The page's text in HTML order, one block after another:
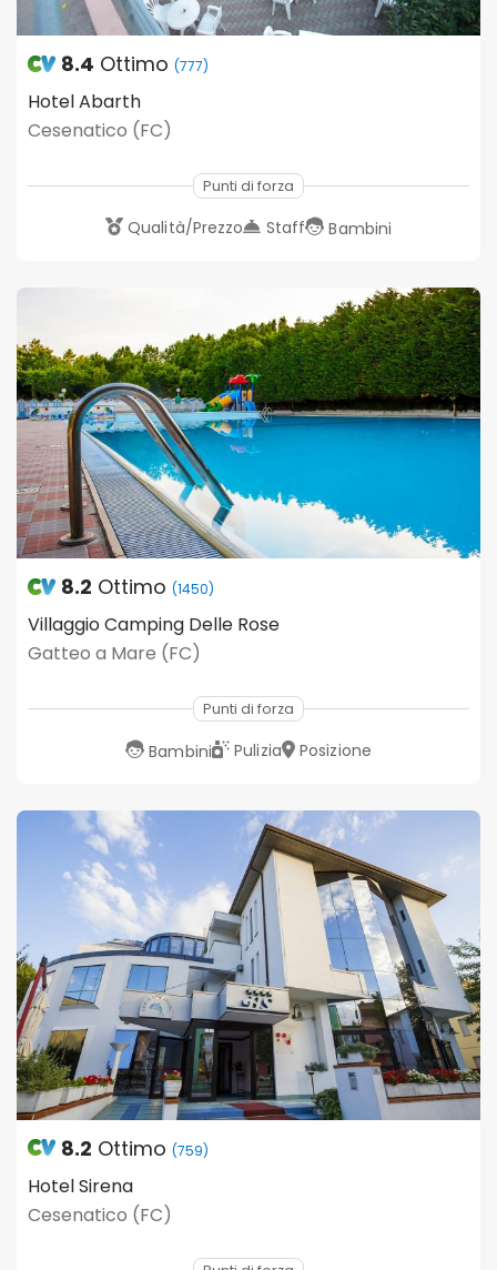
8.4 Ottimo (777)
Hotel Abarth
Cesenatico (FC)
Punti di forza
Qualità/Prezzo Staff Bambini
8.2 Ottimo (1450)
Villaggio Camping Delle Rose
Gatteo a Mare (FC)
Punti di forza
Bambini Pulizia Posizione
8.2 Ottimo (759)
Hotel Sirena
Cesenatico (FC)